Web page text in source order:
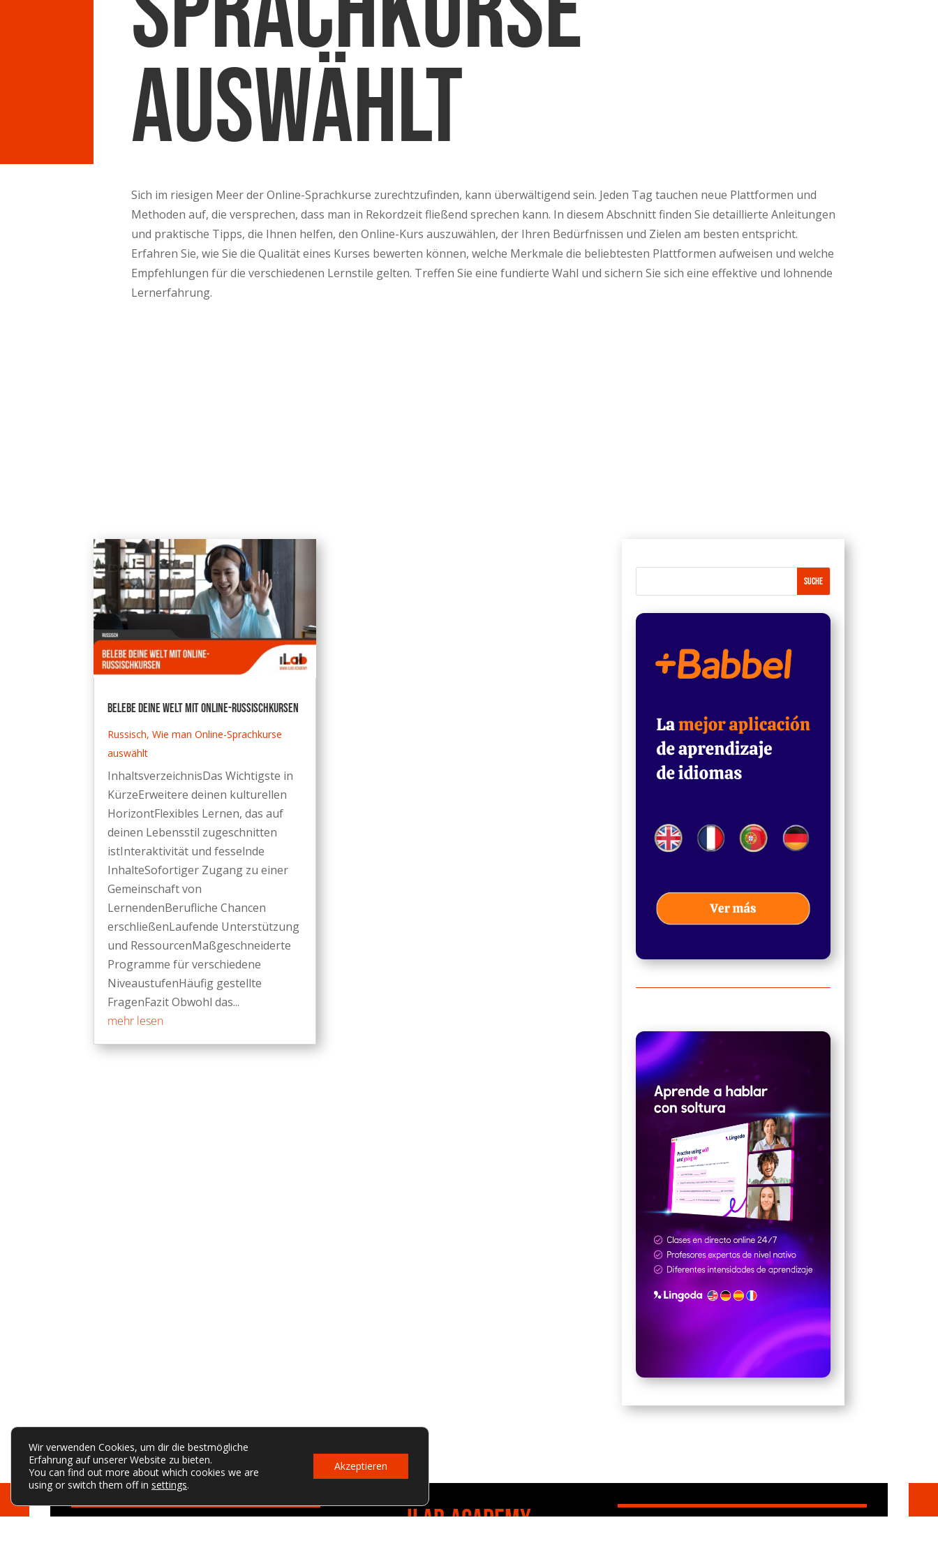
auswählt
Sich im riesigen Meer der Online-Sprachkurse zurechtzufinden, kann überwältigend sein. Jeden Tag tauchen neue Plattformen und
Methoden auf, die versprechen, dass man in Rekordzeit fließend sprechen kann. In diesem Abschnitt finden Sie detaillierte Anleitungen
und praktische Tipps, die Ihnen helfen, den Online-Kurs auszuwählen, der Ihren Bedürfnissen und Zielen am besten entspricht.
Erfahren Sie, wie Sie die Qualität eines Kurses bewerten können, welche Merkmale die beliebtesten Plattformen aufweisen und welche
Empfehlungen für die verschiedenen Lernstile gelten. Treffen Sie eine fundierte Wahl und sichern Sie sich eine effektive und lohnende
Lernerfahrung.
Belebe deine Welt mit Online-Russischkursen
Russisch,Wie man Online-Sprachkurse
auswählt
InhaltsverzeichnisDas Wichtigste in
KürzeErweitere deinen kulturellen
HorizontFlexibles Lernen, das auf
deinen Lebensstil zugeschnitten
istInteraktivität und fesselnde
InhalteSofortiger Zugang zu einer
Gemeinschaft von
LernendenBerufliche Chancen
erschließenLaufende Unterstützung
und RessourcenMaßgeschneiderte
Programme für verschiedene
NiveaustufenHäufig gestellte
FragenFazit Obwohl das...
mehr lesen
ILAB.ACADEMY
Wir verwenden Cookies, um dir die bestmögliche
Erfahrung auf unserer Website zu bieten.
You can find out more about which cookies we are
using or switch them off in settings.
Akzeptieren